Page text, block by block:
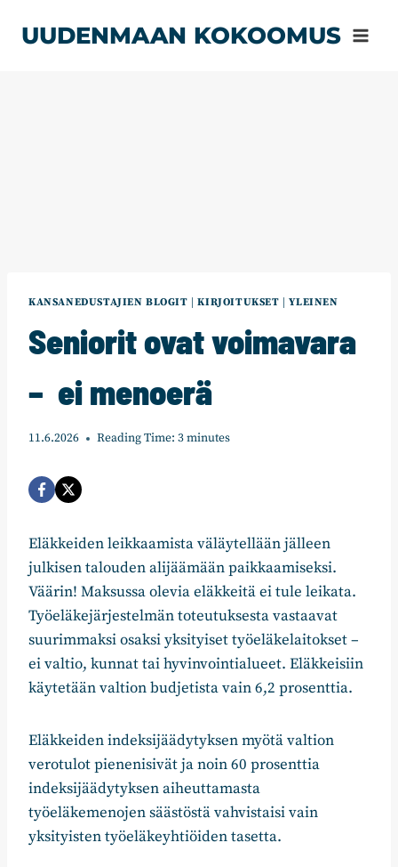
sisältöön
UUDENMAAN KOKOOMUS
KANSANEDUSTAJIEN BLOGIT |KIRJOITUKSET |YLEINEN
Seniorit ovat voimavara
– ei menoerä
11.6.2026 Reading Time: 3minutes
Eläkkeiden leikkaamista väläytellään jälleen
julkisen talouden alijäämään paikkaamiseksi.
Väärin! Maksussa olevia eläkkeitä ei tule leikata.
Työeläkejärjestelmän toteutuksesta vastaavat
suurimmaksi osaksi yksityiset työeläkelaitokset –
ei valtio, kunnat tai hyvinvointialueet. Eläkkeisiin
käytetään valtion budjetista vain 6,2 prosenttia.
Eläkkeiden indeksijäädytyksen myötä valtion
verotulot pienenisivät ja noin 60 prosenttia
indeksijäädytyksen aiheuttamasta
työeläkemenojen säästöstä vahvistaisi vain
yksityisten työeläkeyhtiöiden tasetta.